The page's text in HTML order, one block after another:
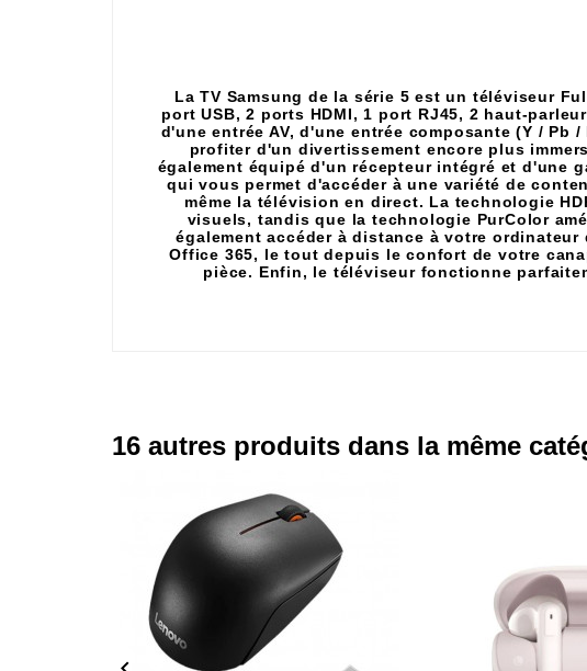
La TV Samsung de la série 5 est un téléviseur
port USB, 2 ports HDMI, 1 port RJ45, 2 haut-
d'une entrée AV, d'une entrée composante (Y / Pb
profiter d'un divertissement encore plus
également équipé d'un récepteur intégré et d'une
qui vous permet d'accéder à une variété de
même la télévision en direct. La technologie
visuels, tandis que la technologie PurColor
également accéder à distance à votre
Office 365, le tout depuis le confort de votre
pièce. Enfin, le téléviseur fonctionne
16 autres produits dans la même